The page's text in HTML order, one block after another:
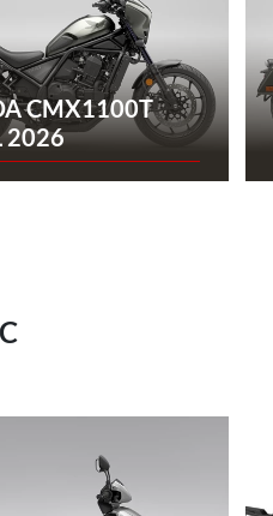
CMX1100T
2026